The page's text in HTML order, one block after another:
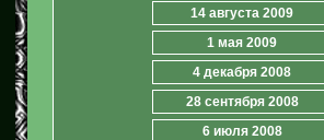
14 августа 2009
1 мая 2009
4 декабря 2008
28 сентября 2008
6 июля 2008